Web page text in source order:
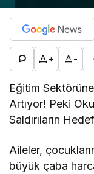
+ -
Eğitim
Artıyor! Peki
Saldırıların
Aileler,
büyük çaba